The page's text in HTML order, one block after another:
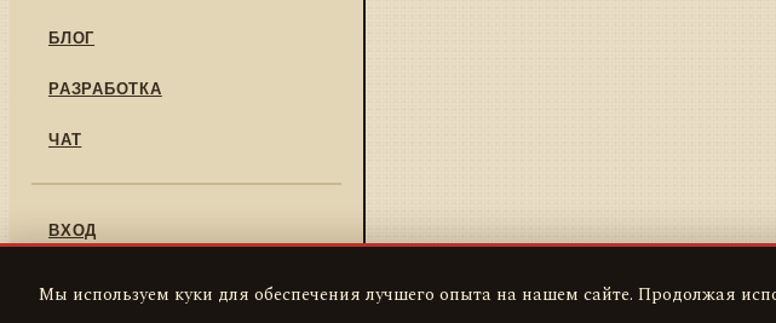
Мы используем куки для обеспечения лучшего опыта на нашем сайте. Продолжая
БЛОГ
РАЗРАБОТКА
ЧАТ
ВХОД